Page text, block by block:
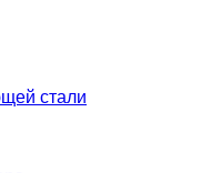
стали